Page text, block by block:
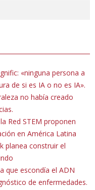
«ninguna persona a
de si es IA o no es IA».
no había creado
Red STEM proponen
en América Latina
planea construir el
que escondía el ADN
de enfermedades.